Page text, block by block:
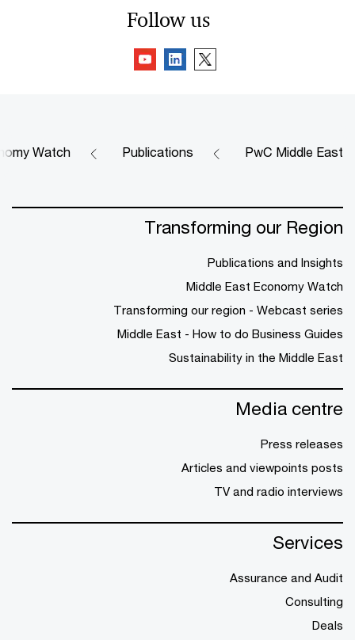
Follow us
PwC Middle East
Publications
Watch
Transforming our Region
Publications and Insights
Middle East Economy Watch
Transforming our region - Webcast series
Middle East - How to do Business Guides
Sustainability in the Middle East
Media centre
Press releases
Articles and viewpoints posts
TV and radio interviews
Services
Assurance and Audit
Consulting
Deals